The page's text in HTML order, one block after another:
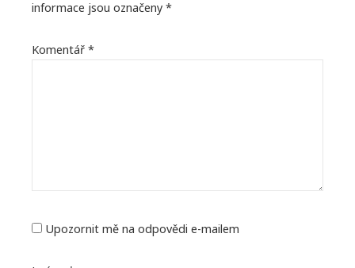
informace jsou označeny *
Komentář *
Upozornit mě na odpovědi e-mailem